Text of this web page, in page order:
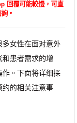
回覆可能較慢，可直
。
女性在面对意外
患者需求的增
。下面将详细探
的相关注意事